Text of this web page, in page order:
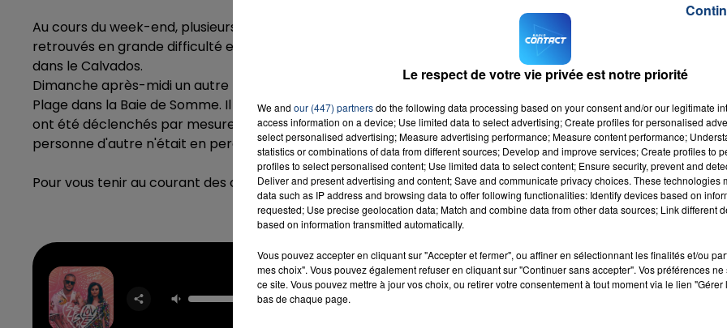
16h00 - 20h00
LA TEAM DU WEEK-END
7h00 - 12h00
LA TEAM DU WEEK-END
Au cours du week-end, plusieurs personnes on déjà dû être secourues. Samedi soir, des nageurs se sont
retrouvés en grande difficulté et les secours ont été déclenchés dans le secteur du Gris-Nez, puis à Houlgate
dans le Calvados.
Dimanche après-midi un autre nageur s'est une nouvelle fois trouvé en danger entre Fort-Mahon et Quend
Plage dans la Baie de Somme. Il a finalement réussi à rejoindre la rive par ses propres moyens mais les
ont été déclenchés par mesure de prudence pour effectuer un vol de reconnaissance et s'assurer que
personne d'autre n'était en perdition.
Pour vous tenir au courant des coefficients de marée, vous pouvezconsulter ce site.
Selfish Love
DJ SNAKE & RADIO CONTACT
Le respect de votre vie privée est notre priorité
We and our (447) partnersdo the following data processing based on your consent and/or our legitimate
access information on a device; Use limited data to select advertising; Create profiles for personalised
select personalised advertising; Measure advertising performance; Measure content performance;
statistics or combinations of data from different sources; Develop and improve services; Create profiles to
profiles to select personalised content; Use limited data to select content; Ensure security, prevent and
Deliver and present advertising and content; Save and communicate privacy choices. These technologies
data such as IP address and browsing data to offer following functionalities: Identify devices based on
requested; Use precise geolocation data; Match and combine data from other data sources; Link different
based on information transmitted automatically.
Vous pouvez accepter en cliquant sur "Accepter et fermer", ou affiner en sélectionnant les finalités et/ou
mes choix". Vous pouvez également refuser en cliquant sur "Continuer sans accepter". Vos préférences
ce site. Vous pouvez mettre à jour vos choix, ou retirer votre consentement à tout moment via le lien
bas de chaque page.